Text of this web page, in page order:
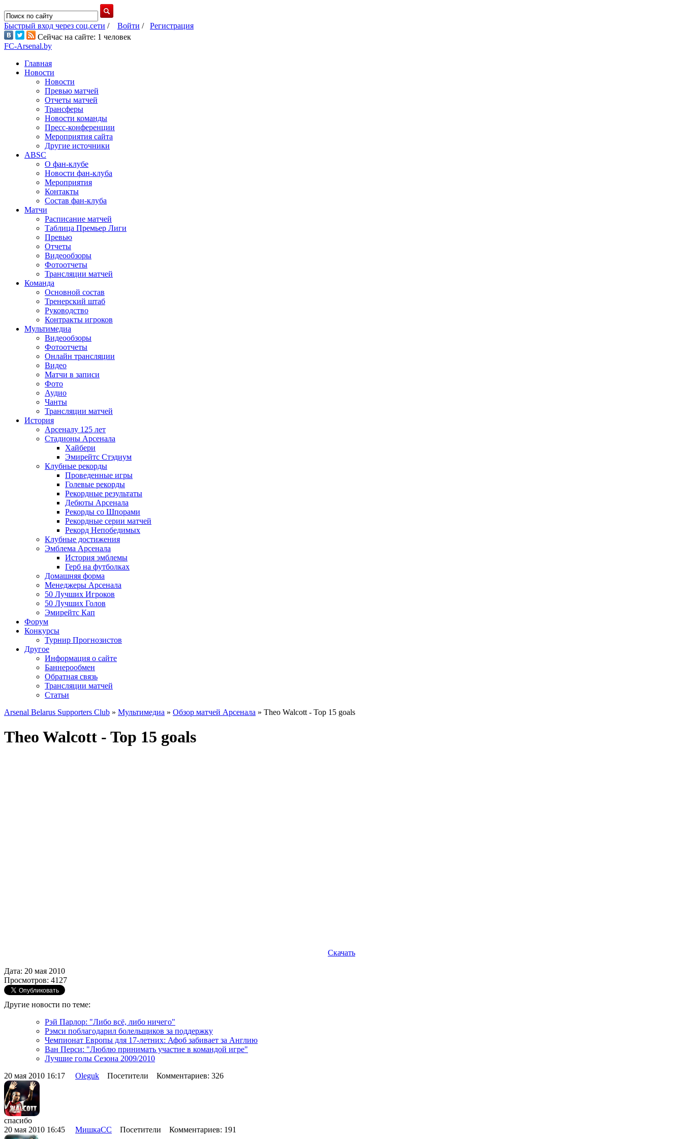
Быстрый вход через соц.сети / Войти / Регистрация
Сейчас на сайте: 1 человек
FC-Arsenal.by
Главная
Новости
Новости
Превью матчей
Отчеты матчей
Трансферы
Новости команды
Пресс-конференции
Мероприятия сайта
Другие источники
ABSC
О фан-клубе
Новости фан-клуба
Мероприятия
Контакты
Состав фан-клуба
Матчи
Расписание матчей
Таблица Премьер Лиги
Превью
Отчеты
Видеообзоры
Фотоотчеты
Трансляции матчей
Команда
Основной состав
Тренерский штаб
Руководство
Контракты игроков
Мультимедиа
Видеообзоры
Фотоотчеты
Онлайн трансляции
Видео
Матчи в записи
Фото
Аудио
Чанты
Трансляции матчей
История
Арсеналу 125 лет
Стадионы Арсенала
Хайбери
Эмирейтс Стэдиум
Клубные рекорды
Проведенные игры
Голевые рекорды
Рекордные результаты
Дебюты Арсенала
Рекорды со Шпорами
Рекордные серии матчей
Рекорд Непобедимых
Клубные достижения
Эмблема Арсенала
История эмблемы
Герб на футболках
Домашняя форма
Менеджеры Арсенала
50 Лучших Игроков
50 Лучших Голов
Эмирейтс Кап
Форум
Конкурсы
Турнир Прогнозистов
Другое
Информация о сайте
Баннерообмен
Обратная связь
Трансляции матчей
Статьи
Arsenal Belarus Supporters Club » Мультимедиа » Обзор матчей Арсенала » Theo Walcott - Top 15 goals
Theo Walcott - Top 15 goals
Скачать
Дата: 20 мая 2010
Просмотров: 4127
Другие новости по теме:
Рэй Парлор: "Либо всё, либо ничего"
Рэмси поблагодарил болельщиков за поддержку
Чемпионат Европы для 17-летних: Афоб забивает за Англию
Ван Перси: "Люблю принимать участие в командой игре"
Лучшие голы Сезона 2009/2010
20 мая 2010 16:17 Oleguk Посетители Комментариев: 326
спасибо
20 мая 2010 16:45 МишкаСС Посетители Комментариев: 191